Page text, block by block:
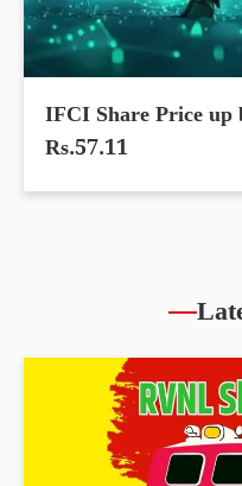
IFCI Share Price up
Rs.57.11